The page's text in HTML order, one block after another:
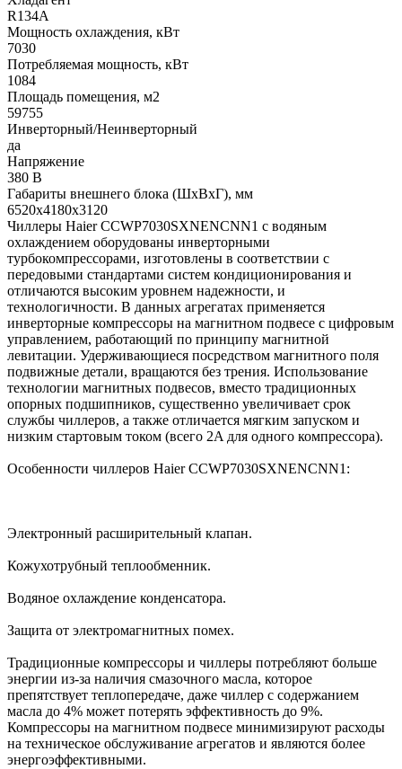
R134A
Мощность охлаждения, кВт
7030
Потребляемая мощность, кВт
1084
Площадь помещения, м2
59755
Инверторный/Неинверторный
да
Напряжение
380 В
Габариты внешнего блока (ШхВхГ), мм
6520x4180x3120
Чиллеры Haier CCWP7030SXNENCNN1 с водяным
охлаждением оборудованы инверторными
турбокомпрессорами, изготовлены в соответствии с
передовыми стандартами систем кондиционирования и
отличаются высоким уровнем надежности, и
технологичности. В данных агрегатах применяется
инверторные компрессоры на магнитном подвесе с цифровым
управлением, работающий по принципу магнитной
левитации. Удерживающиеся посредством магнитного поля
подвижные детали, вращаются без трения. Использование
технологии магнитных подвесов, вместо традиционных
опорных подшипников, существенно увеличивает срок
службы чиллеров, а также отличается мягким запуском и
низким стартовым током (всего 2A для одного компрессора).
Особенности чиллеров Haier CCWP7030SXNENCNN1:
Электронный расширительный клапан.
Кожухотрубный теплообменник.
Водяное охлаждение конденсатора.
Защита от электромагнитных помех.
Традиционные компрессоры и чиллеры потребляют больше
энергии из-за наличия смазочного масла, которое
препятствует теплопередаче, даже чиллер с содержанием
масла до 4% может потерять эффективность до 9%.
Компрессоры на магнитном подвесе минимизируют расходы
на техническое обслуживание агрегатов и являются более
энергоэффективными.